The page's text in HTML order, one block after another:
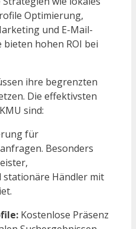
Optimierung,
und E-Mail-
bieten hohen ROI bei
ihre begrenzten
Die effektivsten
sind:
für
Besonders
Händler mit
Kostenlose Präsenz